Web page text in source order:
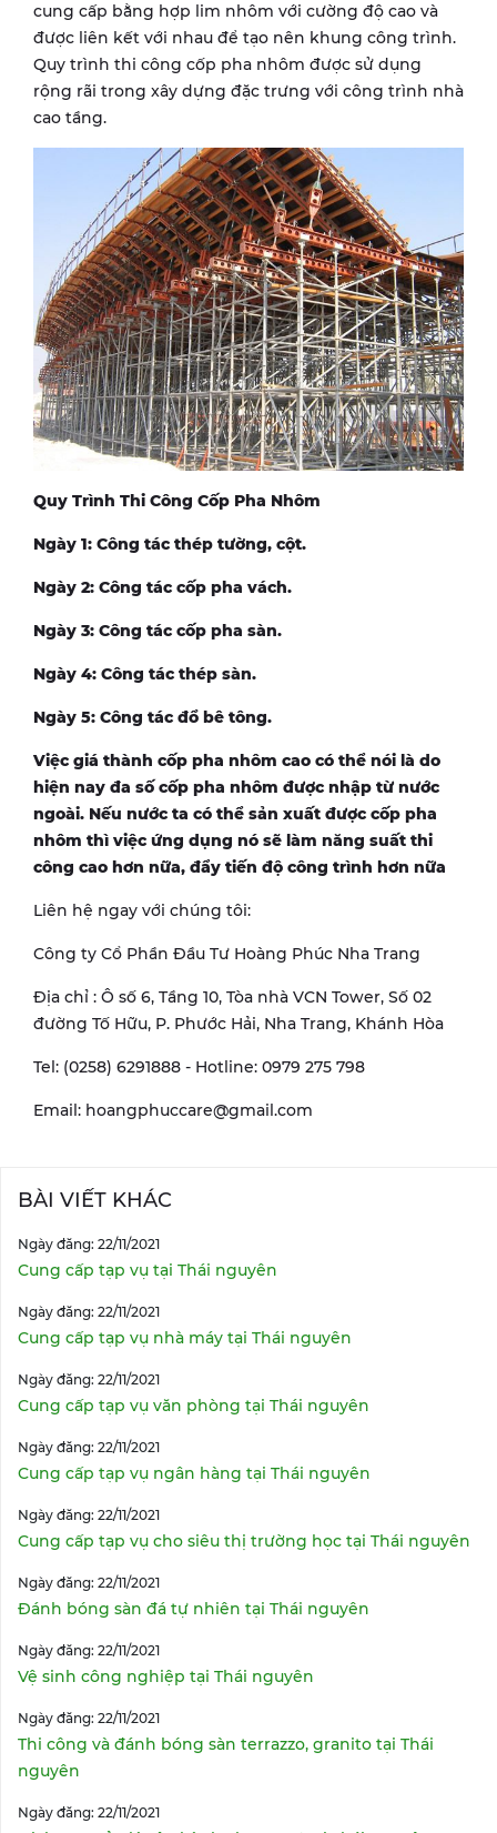
cung cấp bằng hợp lim nhôm với cường độ cao và
được liên kết với nhau để tạo nên khung công trình.
Quy trình thi công cốp pha nhôm được sử dụng
rộng rãi trong xây dựng đặc trưng với công trình nhà
cao tầng.
Quy Trình Thi Công Cốp Pha Nhôm
Ngày 1: Công tác thép tường, cột.
Ngày 2: Công tác cốp pha vách.
Ngày 3: Công tác cốp pha sàn.
Ngày 4: Công tác thép sàn.
Ngày 5: Công tác đổ bê tông.
Việc giá thành cốp pha nhôm cao có thể nói là do
hiện nay đa số cốp pha nhôm được nhập từ nước
ngoài. Nếu nước ta có thể sản xuất được cốp pha
nhôm thì việc ứng dụng nó sẽ làm năng suất thi
công cao hơn nữa, đẩy tiến độ công trình hơn nữa
Liên hệ ngay với chúng tôi:
Công ty Cổ Phần Đầu Tư Hoàng Phúc Nha Trang
Địa chỉ : Ô số 6, Tầng 10, Tòa nhà VCN Tower, Số 02
đường Tố Hữu, P. Phước Hải, Nha Trang, Khánh Hòa
Tel: (0258) 6291888 - Hotline: 0979 275 798
Email: hoangphuccare@gmail.com
BÀI VIẾT KHÁC
Ngày đăng: 22/11/2021
Cung cấp tạp vụ tại Thái nguyên
Ngày đăng: 22/11/2021
Cung cấp tạp vụ nhà máy tại Thái nguyên
Ngày đăng: 22/11/2021
Cung cấp tạp vụ văn phòng tại Thái nguyên
Ngày đăng: 22/11/2021
Cung cấp tạp vụ ngân hàng tại Thái nguyên
Ngày đăng: 22/11/2021
Cung cấp tạp vụ cho siêu thị trường học tại Thái nguyên
Ngày đăng: 22/11/2021
Đánh bóng sàn đá tự nhiên tại Thái nguyên
Ngày đăng: 22/11/2021
Vệ sinh công nghiệp tại Thái nguyên
Ngày đăng: 22/11/2021
Thi công và đánh bóng sàn terrazzo, granito tại Thái
nguyên
Ngày đăng: 22/11/2021